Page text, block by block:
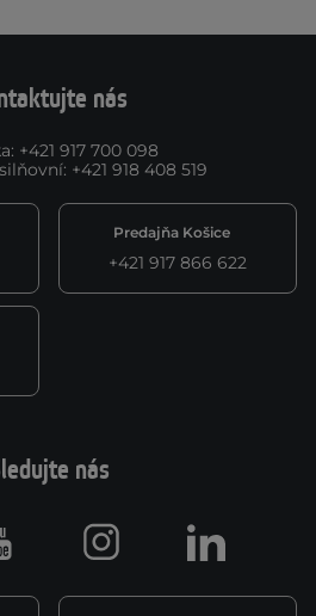
nás
: +421 917 700 098
: +421 918 408 519
Predajňa Košice
+421 917 866 622
nás
Instagram LinkedIn